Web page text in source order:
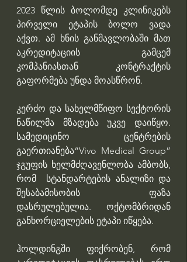
2023 წლის ბოლომდე კლინიკებს
პირველი ეტაპის ბოლო ვადა
აქვთ. ამ ხნის განმავლობაში მათ
აკრედიტაციის გამცემ
კომპანიასთან კონტრაქტის
გაფორმება უნდა მოასწრონ.
კერძო და სახელმწიფო სექტორის
ნაწილმა მზადება უკვე დაიწყო.
სამედიცინო ცენტრების
გაერთიანება“Vivo Medical Group”
ჯგუფის ხელმძღავენლობა ამბობს,
რომ  სტანდარტების ანალიზი და
შესაბამისობის ფაზა
დასრულებულია. ოქტომბრიდან
განხორციელების ეტაპი იწყება.
ჰოლდინგში ფიქრობენ, რომ